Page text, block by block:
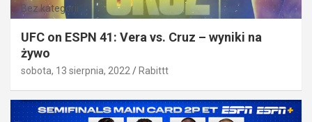
Bez kategorii
UFC on ESPN 41: Vera vs. Cruz – wyniki na
żywo
sobota, 13 sierpnia, 2022 Rabittt